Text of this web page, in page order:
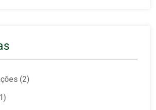
(2)